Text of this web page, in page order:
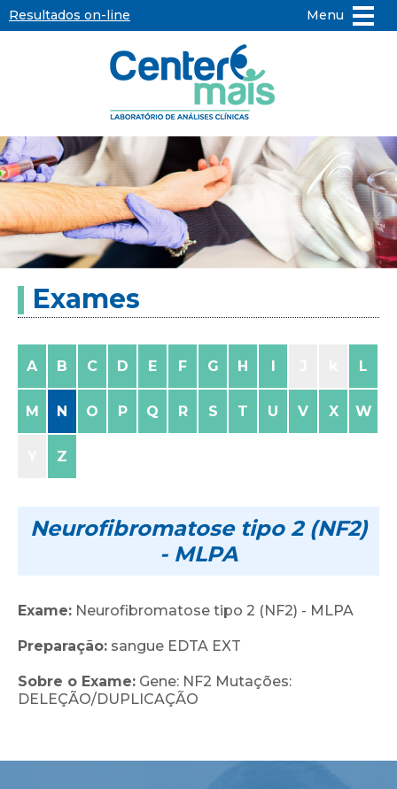
Resultados on-line Menu
Center
Mais
-
Laboratório
Análises
Exames
A B C D E F G H I L
M N O P Q R S T U V X W
Z
Neurofibromatose tipo 2 (NF2)
- MLPA
Exame: Neurofibromatose tipo 2 (NF2) - MLPA
Preparação: sangue EDTA EXT
Sobre o Exame: Gene: NF2 Mutações:
DELEÇÃO/DUPLICAÇÃO